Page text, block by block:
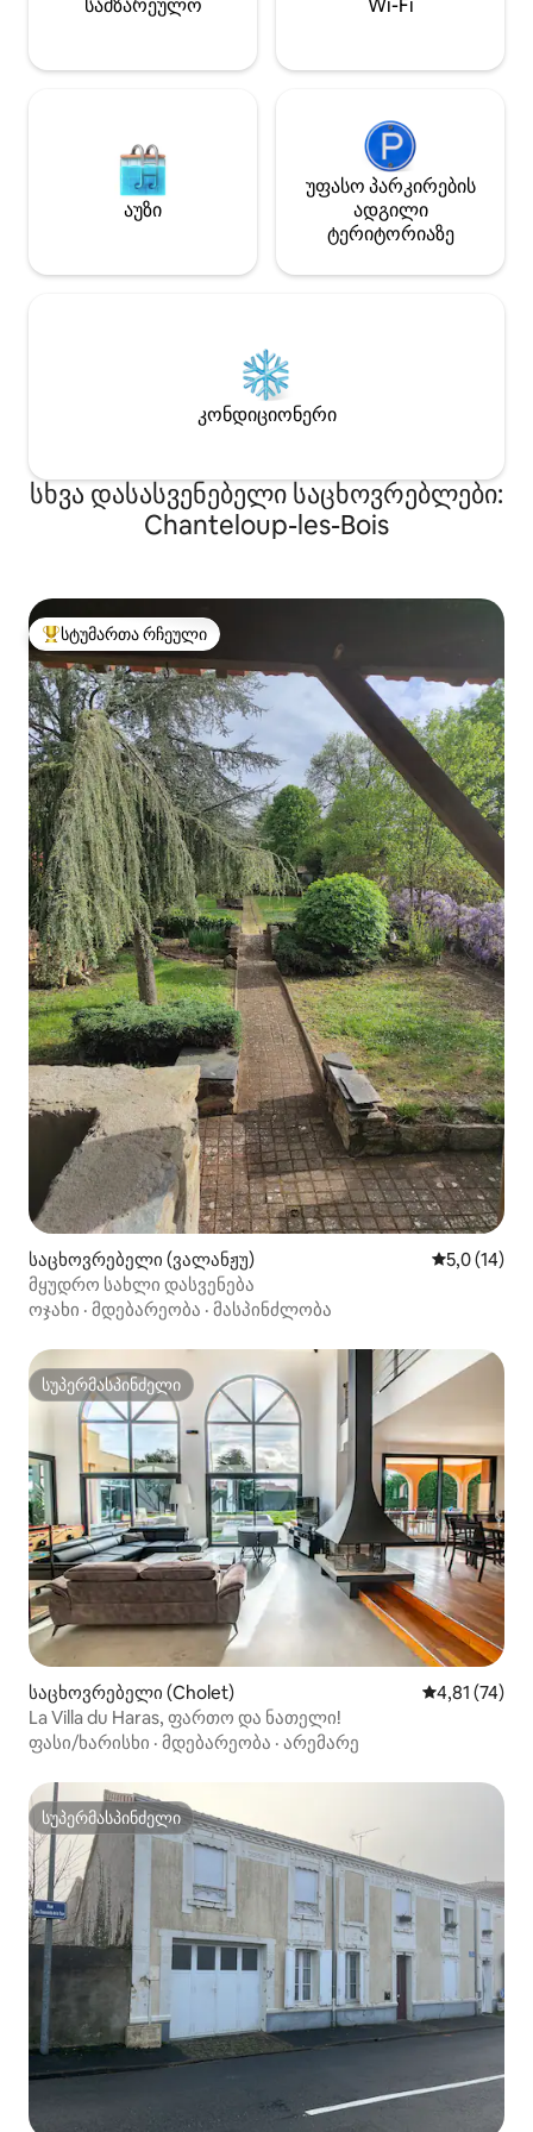
სამზარეულო Wi-Fi
აუზი
უფასო პარკირების
ადგილი
ტერიტორიაზე
კონდიციონერი
სხვა დასასვენებელი საცხოვრებლები:
Chanteloup-les-Bois
სტუმართა რჩეული მოწინავე ვარიანტი
სტუმართა რჩეული
საცხოვრებელი (ვალანჟუ) საშუალო
5,0 (14)
მყუდრო სახლი დასვენება
ოჯახი · მდებარეობა · მასპინძლობა
სუპერმასპინძელი
სუპერმასპინძელი
საცხოვრებელი (Cholet) საშუალო
4,81 (74)
La Villa du Haras, ფართო და ნათელი!
ფასი/ხარისხი · მდებარეობა · არემარე
სუპერმასპინძელი
სუპერმასპინძელი